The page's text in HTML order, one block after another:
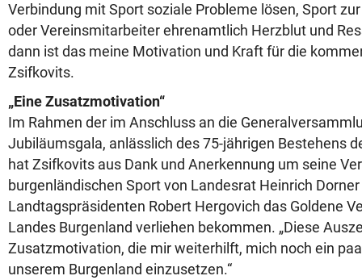
Verbindung mit Sport soziale Probleme lösen, Sport
oder Vereinsmitarbeiter ehrenamtlich Herzblut und
dann ist das meine Motivation und Kraft für die
Zsifkovits.
„Eine Zusatzmotivation“
Im Rahmen der im Anschluss an die
Jubiläumsgala, anlässlich des 75-jährigen Bestehens
hat Zsifkovits aus Dank und Anerkennung um seine
burgenländischen Sport von Landesrat Heinrich Dorner
Landtagspräsidenten Robert Hergovich das Goldene
Landes Burgenland verliehen bekommen. „Diese
Zusatzmotivation, die mir weiterhilft, mich noch ein
unserem Burgenland einzusetzen.“